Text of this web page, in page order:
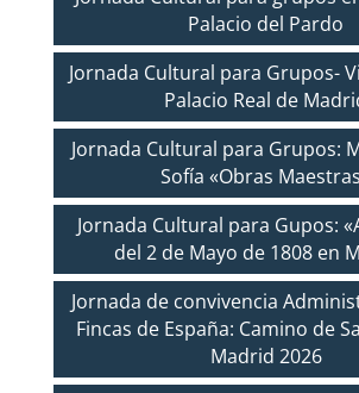
Palacio del Pardo
Jornada Cultural para Grupos-
Palacio Real de
Jornada Cultural para Grupos:
Sofía «Obras
Jornada Cultural para Gupos:
del 2 de Mayo de 1808 en
Jornada de convivencia
Fincas de España: Camino de
Madrid 2026